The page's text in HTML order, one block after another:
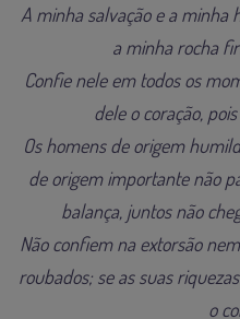
A minha salvação e a minha
a minha rocha
Confie nele em todos os
dele o coração,
Os homens de origem
de origem importante não
balança, juntos não
Não confiem na extorsão
roubados; se as suas
o